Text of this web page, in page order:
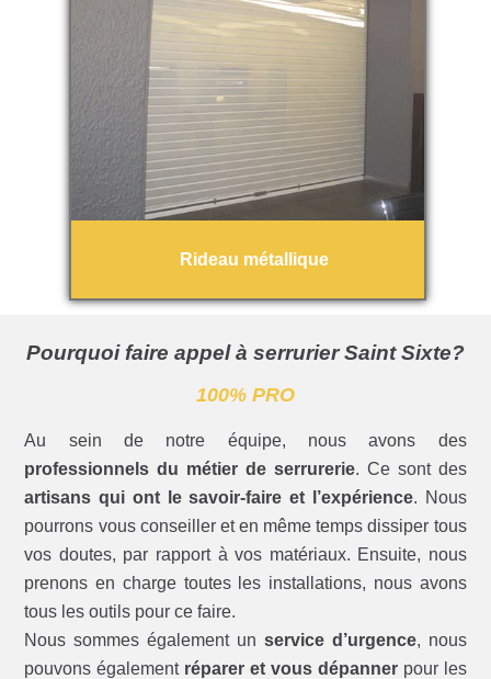
Rideau métallique
Pourquoi faire appel à serrurier Saint Sixte?
100% PRO
Au sein de notre équipe, nous avons des
professionnels du métier de serrurerie. Ce sont des
artisans qui ont le savoir-faire et l’expérience. Nous
pourrons vous conseiller et en même temps dissiper tous
vos doutes, par rapport à vos matériaux. Ensuite, nous
prenons en charge toutes les installations, nous avons
tous les outils pour ce faire.
Nous sommes également un service d’urgence, nous
pouvons également réparer et vous dépannerpour les